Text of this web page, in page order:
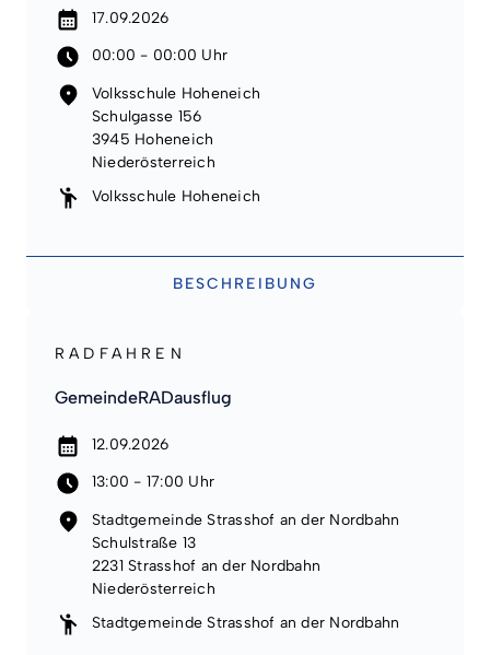
17.09.2026
00:00 - 00:00 Uhr
Volksschule Hoheneich
Schulgasse 156
3945 Hoheneich
Niederösterreich
Volksschule Hoheneich
BESCHREIBUNG
RADFAHREN
GemeindeRADausflug
12.09.2026
13:00 - 17:00 Uhr
Stadtgemeinde Strasshof an der Nordbahn
Schulstraße 13
2231 Strasshof an der Nordbahn
Niederösterreich
Stadtgemeinde Strasshof an der Nordbahn